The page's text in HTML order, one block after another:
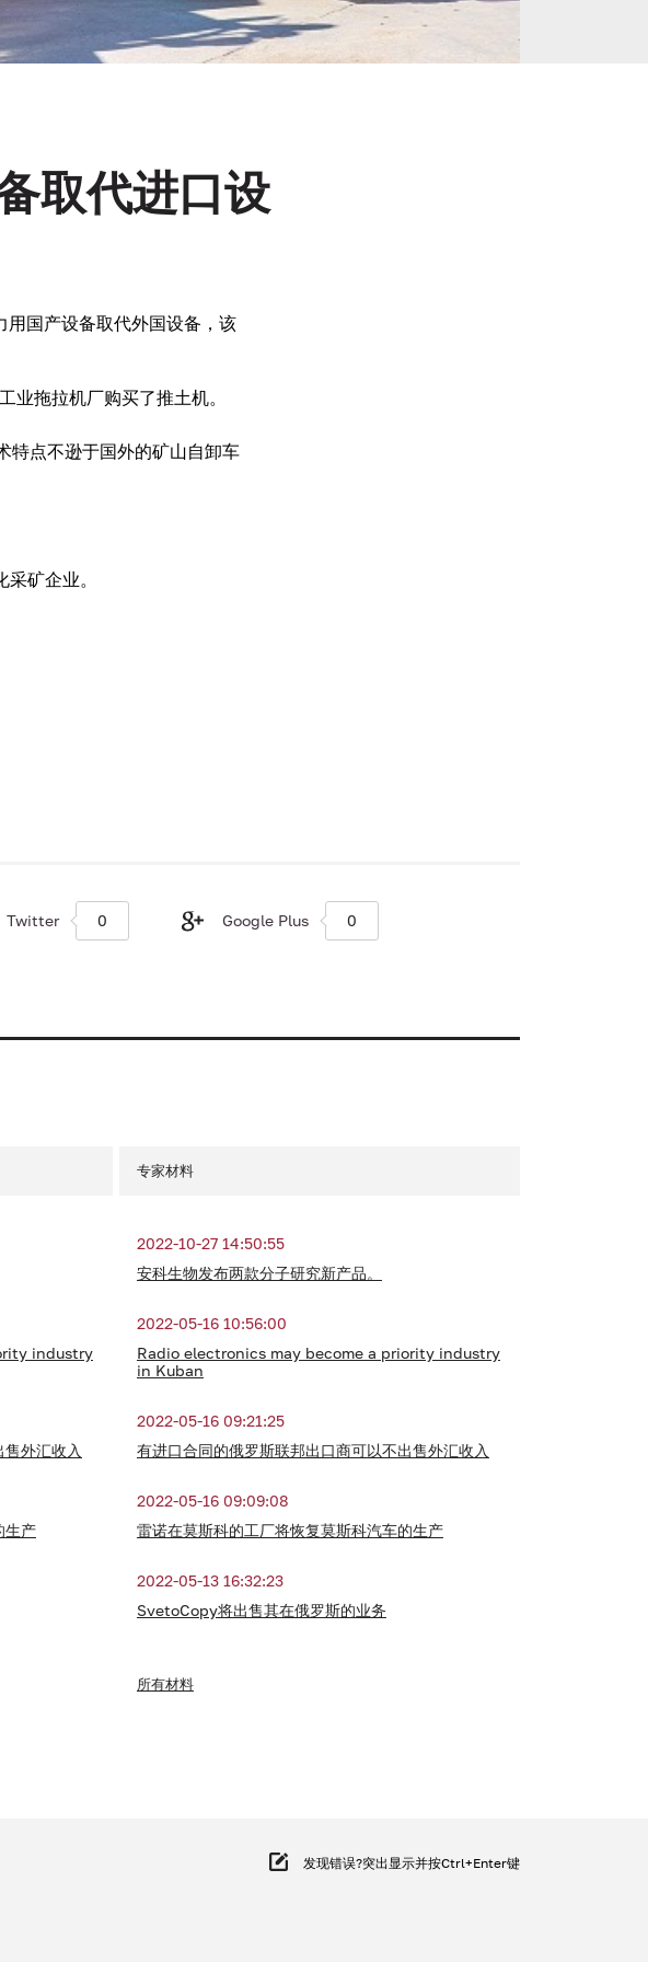
取代进口设
国产设备取代外国设备，该
拖拉机厂购买了推土机。
特点不逊于国外的矿山自卸车
矿企业。
Twitter 0 Google Plus 0
industry
外汇收入
生产
专家材料
2022-10-27 14:50:55
安科生物发布两款分子研究新产品。
2022-05-16 10:56:00
Radio electronics may become a priority industry
in Kuban
2022-05-16 09:21:25
有进口合同的俄罗斯联邦出口商可以不出售外汇收入
2022-05-16 09:09:08
雷诺在莫斯科的工厂将恢复莫斯科汽车的生产
2022-05-13 16:32:23
SvetoCopy将出售其在俄罗斯的业务
所有材料
发现错误?突出显示并按Ctrl+Enter键